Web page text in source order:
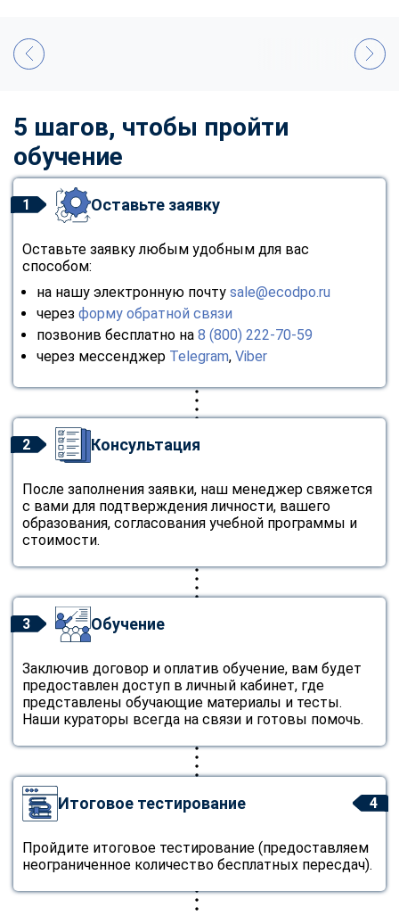
5 шагов, чтобы пройти
обучение
1 Оставьте заявку
Оставьте заявку любым удобным для вас
способом:
на нашу электронную почту sale@ecodpo.ru
через форму обратной связи
позвонив бесплатно на 8 (800) 222-70-59
через мессенджер Telegram, Viber
2 Консультация
После заполнения заявки, наш менеджер свяжется
с вами для подтверждения личности, вашего
образования, согласования учебной программы и
стоимости.
3 Обучение
Заключив договор и оплатив обучение, вам будет
предоставлен доступ в личный кабинет, где
представлены обучающие материалы и тесты.
Наши кураторы всегда на связи и готовы помочь.
4
Итоговое тестирование
Пройдите итоговое тестирование (предоставляем
неограниченное количество бесплатных пересдач).